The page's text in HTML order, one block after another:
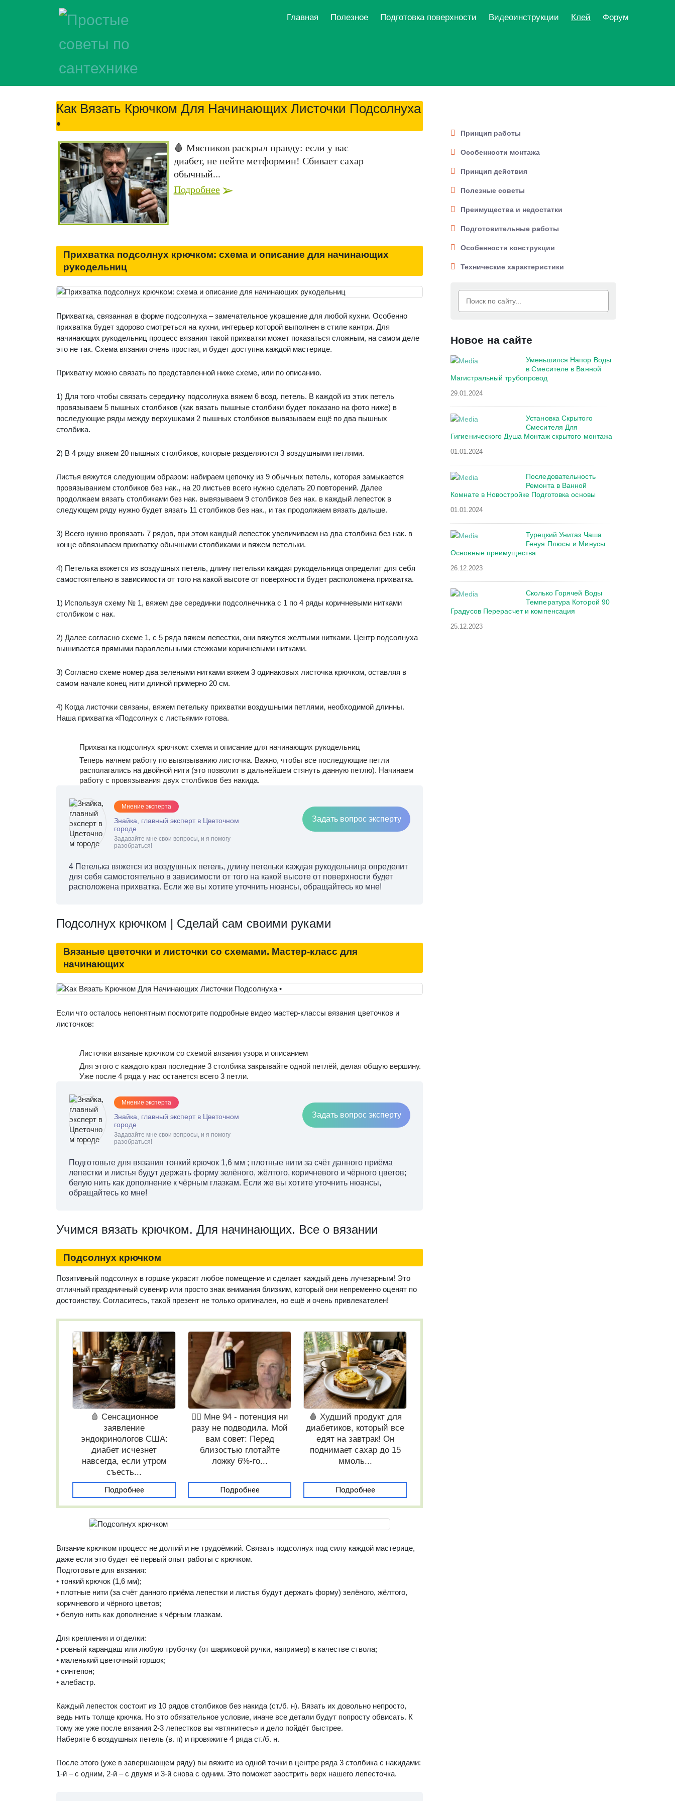
Главная Полезное Подготовка поверхности Видеоинструкции Клей Форум
Как Вязать Крючком Для Начинающих Листочки Подсолнуха
•
🩸 Мясников раскрыл правду: если у вас
диабет, не пейте метформин! Сбивает сахар
обычный...
Подробнее
Прихватка подсолнух крючком: схема и описание для начинающих
рукодельниц
Прихватка, связанная в форме подсолнуха – замечательное украшение для любой кухни. Особенно
прихватка будет здорово смотреться на кухни, интерьер которой выполнен в стиле кантри. Для
начинающих рукодельниц процесс вязания такой прихватки может показаться сложным, на самом деле
это не так. Схема вязания очень простая, и будет доступна каждой мастерице.
Прихватку можно связать по представленной ниже схеме, или по описанию.
1) Для того чтобы связать серединку подсолнуха вяжем 6 возд. петель. В каждой из этих петель
провязываем 5 пышных столбиков (как вязать пышные столбики будет показано на фото ниже) в
последующие ряды между верхушками 2 пышных столбиков вывязываем ещё по два пышных
столбика.
2) В 4 ряду вяжем 20 пышных столбиков, которые разделяются 3 воздушными петлями.
Листья вяжутся следующим образом: набираем цепочку из 9 обычных петель, которая замыкается
провязыванием столбиков без нак., на 20 листьев всего нужно сделать 20 повторений. Далее
продолжаем вязать столбиками без нак. вывязываем 9 столбиков без нак. в каждый лепесток в
следующем ряду нужно будет вязать 11 столбиков без нак., и так продолжаем вязать дальше.
3) Всего нужно провязать 7 рядов, при этом каждый лепесток увеличиваем на два столбика без нак. в
конце обвязываем прихватку обычными столбиками и вяжем петельки.
4) Петелька вяжется из воздушных петель, длину петельки каждая рукодельница определит для себя
самостоятельно в зависимости от того на какой высоте от поверхности будет расположена прихватка.
1) Используя схему № 1, вяжем две серединки подсолнечника с 1 по 4 ряды коричневыми нитками
столбиком с нак.
2) Далее согласно схеме 1, с 5 ряда вяжем лепестки, они вяжутся желтыми нитками. Центр подсолнуха
вышивается прямыми параллельными стежками коричневыми нитками.
3) Согласно схеме номер два зелеными нитками вяжем 3 одинаковых листочка крючком, оставляя в
самом начале конец нити длиной примерно 20 см.
4) Когда листочки связаны, вяжем петельку прихватки воздушными петлями, необходимой длинны.
Наша прихватка «Подсолнух с листьями» готова.
Прихватка подсолнух крючком: схема и описание для начинающих рукодельниц
Теперь начнем работу по вывязыванию листочка. Важно, чтобы все последующие петли
располагались на двойной нити (это позволит в дальнейшем стянуть данную петлю). Начинаем
работу с провязывания двух столбиков без накида.
Мнение эксперта
Знайка, главный эксперт в Цветочном
городе
Задавайте мне свои вопросы, и я помогу
разобраться!
Задать вопрос эксперту
4 Петелька вяжется из воздушных петель, длину петельки каждая рукодельница определит
для себя самостоятельно в зависимости от того на какой высоте от поверхности будет
расположена прихватка. Если же вы хотите уточнить нюансы, обращайтесь ко мне!
Подсолнух крючком | Сделай сам своими руками
Вязаные цветочки и листочки со схемами. Мастер-класс для
начинающих
Если что осталось непонятным посмотрите подробные видео мастер-классы вязания цветочков и
листочков:
Листочки вязаные крючком со схемой вязания узора и описанием
Для этого с каждого края последние 3 столбика закрывайте одной петлёй, делая общую вершину.
Уже после 4 ряда у нас останется всего 3 петли.
Мнение эксперта
Знайка, главный эксперт в Цветочном
городе
Задавайте мне свои вопросы, и я помогу
разобраться!
Задать вопрос эксперту
Подготовьте для вязания тонкий крючок 1,6 мм ; плотные нити за счёт данного приёма
лепестки и листья будут держать форму зелёного, жёлтого, коричневого и чёрного цветов;
белую нить как дополнение к чёрным глазкам. Если же вы хотите уточнить нюансы,
обращайтесь ко мне!
Учимся вязать крючком. Для начинающих. Все о вязании
Подсолнух крючком
Позитивный подсолнух в горшке украсит любое помещение и сделает каждый день лучезарным! Это
отличный праздничный сувенир или просто знак внимания близким, который они непременно оценят по
достоинству. Согласитесь, такой презент не только оригинален, но ещё и очень привлекателен!
🩸 Сенсационное
заявление
эндокринологов США:
диабет исчезнет
навсегда, если утром
съесть...
Подробнее
❤️‍🔥 Мне 94 - потенция ни
разу не подводила. Мой
вам совет: Перед
близостью глотайте
ложку 6%-го...
Подробнее
🩸 Худший продукт для
диабетиков, который все
едят на завтрак! Он
поднимает сахар до 15
ммоль...
Подробнее
Вязание крючком процесс не долгий и не трудоёмкий. Связать подсолнух под силу каждой мастерице,
даже если это будет её первый опыт работы с крючком.
Подготовьте для вязания:
• тонкий крючок (1,6 мм);
• плотные нити (за счёт данного приёма лепестки и листья будут держать форму) зелёного, жёлтого,
коричневого и чёрного цветов;
• белую нить как дополнение к чёрным глазкам.
Для крепления и отделки:
• ровный карандаш или любую трубочку (от шариковой ручки, например) в качестве ствола;
• маленький цветочный горшок;
• синтепон;
• алебастр.
Каждый лепесток состоит из 10 рядов столбиков без накида (ст./б. н). Вязать их довольно непросто,
ведь нить толще крючка. Но это обязательное условие, иначе все детали будут попросту обвисать. К
тому же уже после вязания 2-3 лепестков вы «втянитесь» и дело пойдёт быстрее.
Наберите 6 воздушных петель (в. п) и провяжите 4 ряда ст./б. н.
После этого (уже в завершающем ряду) вы вяжите из одной точки в центре ряда 3 столбика с накидами:
1-й – с одним, 2-й – с двумя и 3-й снова с одним. Это поможет заострить верх нашего лепесточка.
Принцип работы
Особенности монтажа
Принцип действия
Полезные советы
Преимущества и недостатки
Подготовительные работы
Особенности конструкции
Технические характеристики
Новое на сайте
Уменьшился Напор Воды
в Смесителе в Ванной
Магистральный трубопровод
29.01.2024
Установка Скрытого
Смесителя Для
Гигиенического Душа Монтаж скрытого монтажа
01.01.2024
Последовательность
Ремонта в Ванной
Комнате в Новостройке Подготовка основы
01.01.2024
Турецкий Унитаз Чаша
Генуя Плюсы и Минусы
Основные преимущества
26.12.2023
Сколько Горячей Воды
Температура Которой 90
Градусов Перерасчет и компенсация
25.12.2023